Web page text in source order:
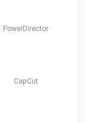
PowerDirector
CapCut